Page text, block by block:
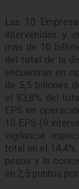
Las 10
intervenidas y
más de 10
del total de la
encuentran en
de 5,5 billones
el 83,8% del
EPS en
10 EPS (9
vigilancia
total en el
pesos y la
en 2,5 puntos